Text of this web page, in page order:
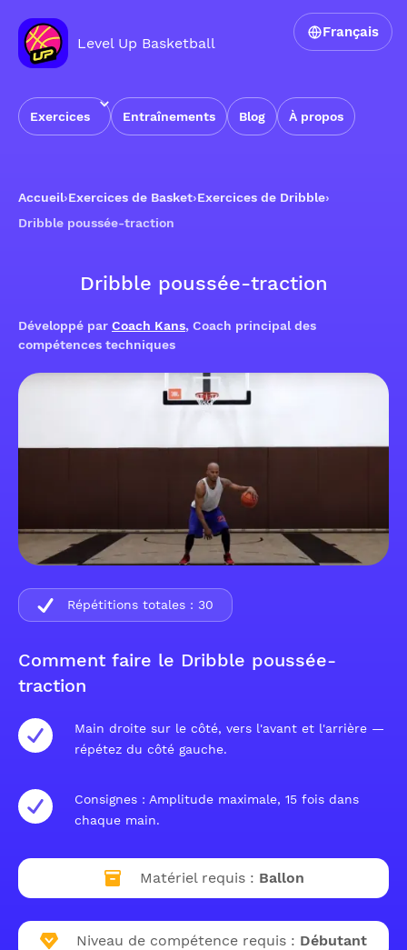
Level Up Basketball
Exercices Entraînements Blog À propos
Français
Accueil›Exercices de Basket›Exercices de Dribble›
Dribble poussée-traction
Dribble poussée-traction
Développé par Coach Kans, Coach principal des
compétences techniques
Comment faire le Dribble poussée-
traction
Main droite sur le côté, vers l'avant et l'arrière —
répétez du côté gauche.
Consignes : Amplitude maximale, 15 fois dans
chaque main.
Matériel requis : Ballon
Niveau de compétence requis : Débutant
Répétitions totales : 30